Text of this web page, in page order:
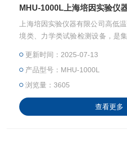
上海培因实验仪器有限公司高低温试验箱 我公
境类、力学类试验检测设备，是
用来测试各种材料耐热、耐寒、
用中英文显示彩色触控式屏幕画
易，可显示完整的系统操作状况
曲线。运转中发生异常状况，屏
提供排除故障方法。
更新时间：2025-07-13
产品型号：MHU-1000L
浏览量：3605
查看更多